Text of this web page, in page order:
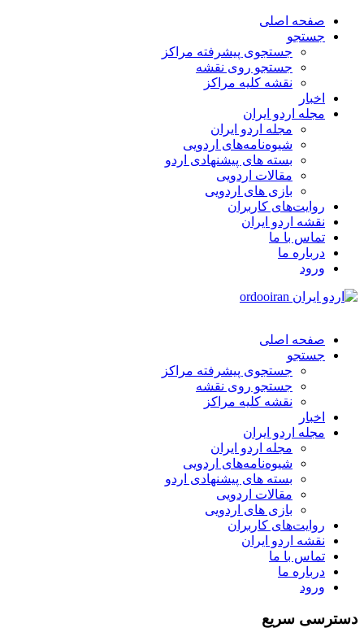
صفحه اصلی
جستجو
جستجوی پیشرفته مراکز
جستجو روی نقشه
نقشه کلیه مراکز
اخبار
مجله اردو ایران
مجله اردو ایران
شیوه‌نامه‌های اردویی
بسته های پیشنهادی اردو
مقالات اردویی
بازی های اردویی
روایت‌های کاربران
نقشه اردو ایران
تماس با ما
درباره ما
ورود
صفحه اصلی
جستجو
جستجوی پیشرفته مراکز
جستجو روی نقشه
نقشه کلیه مراکز
اخبار
مجله اردو ایران
مجله اردو ایران
شیوه‌نامه‌های اردویی
بسته های پیشنهادی اردو
مقالات اردویی
بازی های اردویی
روایت‌های کاربران
نقشه اردو ایران
تماس با ما
درباره ما
ورود
دسترسی سریع